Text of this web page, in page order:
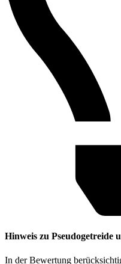
Hinweis zu Pseudogetreide
In der Bewertung